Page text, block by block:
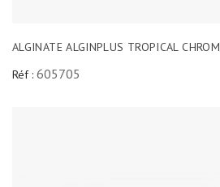
ALGINATE ALGINPLUS TROPICAL
Réf : 605705